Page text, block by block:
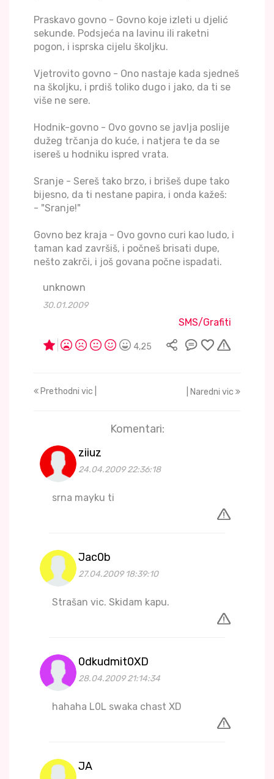
Praskavo govno - Govno koje izleti u djelić
sekunde. Podsjeća na lavinu ili raketni
pogon, i isprska cijelu školjku.
Vjetrovito govno - Ono nastaje kada sjedneš
na školjku, i prdiš toliko dugo i jako, da ti se
više ne sere.
Hodnik-govno - Ovo govno se javlja poslije
dužeg trčanja do kuće, i natjera te da se
isereš u hodniku ispred vrata.
Sranje - Sereš tako brzo, i brišeš dupe tako
bijesno, da ti nestane papira, i onda kažeš:
- "Sranje!"
Govno bez kraja - Ovo govno curi kao ludo, i
taman kad završiš, i počneš brisati dupe,
nešto zakrči, i još govana počne ispadati.
unknown
30.01.2009
SMS/Grafiti
4,25
Prethodni vic | | Naredni vic
Komentari:
ziiuz
24.04.2009 22:36:18
srna mayku ti
Jac0b
27.04.2009 18:39:10
Strašan vic. Skidam kapu.
0dkudmit0XD
28.04.2009 21:14:34
hahaha L0L swaka chast XD
JA